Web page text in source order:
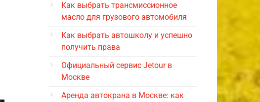
Как выбрать трансмиссионное
масло для грузового автомобиля
Как выбрать автошколу и успешно
получить права
Официальный сервис Jetour в
Москве
Аренда автокрана в Москве: как